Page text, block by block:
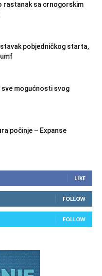
rastanak sa crnogorskim
pobjedničkog starta,
sve mogućnosti svog
počinje – Expanse
LIKE
FOLLOW
FOLLOW